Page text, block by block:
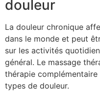
douleur
La douleur chronique
dans le monde et peut
sur les activités
général. Le massage
thérapie
types de douleur.